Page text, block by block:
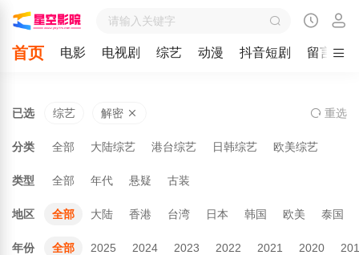
首页 电影 电视剧 综艺 动漫 抖音短剧 留言
已选 综艺 解密 重选
分类 全部 大陆综艺 港台综艺 日韩综艺 欧美综艺
类型 全部 年代 悬疑 古装
地区 全部 大陆 香港 台湾 日本 韩国 欧美 泰国
年份 全部 2025 2024 2023 2022 2021 2020